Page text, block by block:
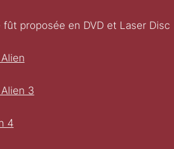
proposée en DVD et Laser Disc
3
4